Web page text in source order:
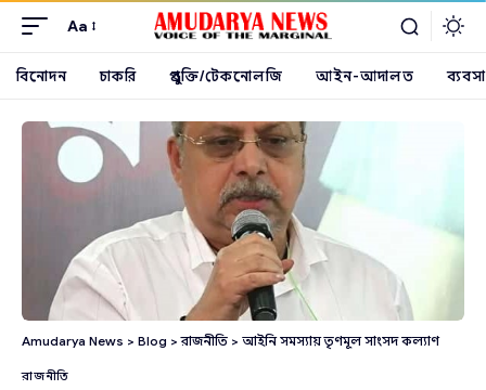
Aa
বিনোদন চাকরি প্রযুক্তি/টেকনোলজি আইন-আদালত ব্যবসা
Amudarya News > Blog >রাজনীতি > আইনি সমস্যায় তৃণমূল সাংসদ কল্যাণ
রাজনীতি